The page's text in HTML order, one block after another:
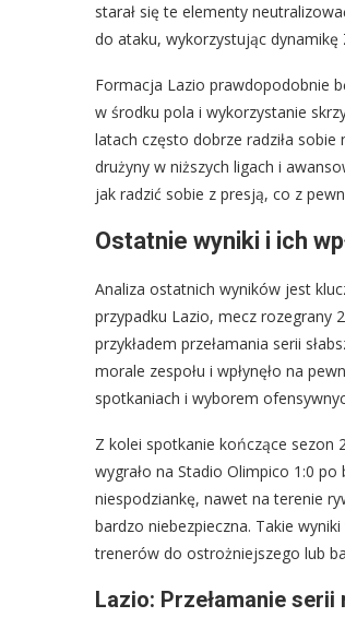
starał się te elementy
do ataku, wykorzystując dynamikę
Formacja Lazio prawdopodobnie
w środku pola i wykorzystanie
latach często dobrze radziła sobie
drużyny w niższych ligach i
jak radzić sobie z presją, co z
Ostatnie wyniki i ich
Analiza ostatnich wyników jest
przypadku Lazio, mecz rozegrany
przykładem przełamania serii
morale zespołu i wpłynęło na
spotkaniach i wyborem
Z kolei spotkanie kończące sezon
wygrało na Stadio Olimpico 1:0
niespodziankę, nawet na terenie
bardzo niebezpieczna. Takie
trenerów do ostrożniejszego lub
Lazio: Przełamanie serii